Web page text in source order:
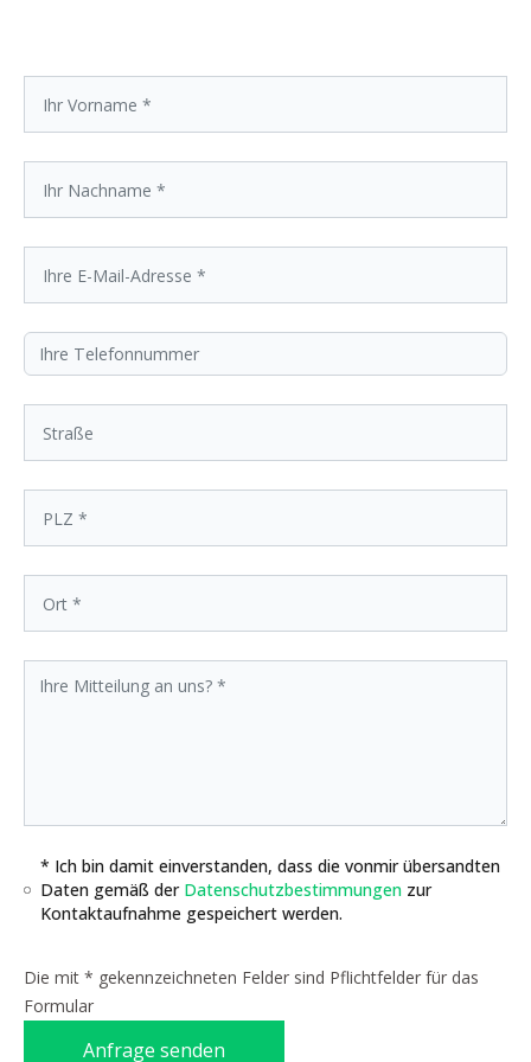
* Ich bin damit einverstanden, dass die vonmir übersandten
Daten gemäß der Datenschutzbestimmungen zur
Kontaktaufnahme gespeichert werden.
Die mit * gekennzeichneten Felder sind Pflichtfelder für das
Formular
Anfrage senden